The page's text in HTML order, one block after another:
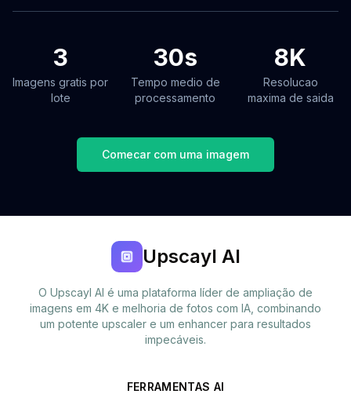
3
Imagens gratis por
lote
30s
Tempo medio de
processamento
8K
Resolucao
maxima de saida
Comecar com uma imagem
Upscayl AI
O Upscayl AI é uma plataforma líder de ampliação de
imagens em 4K e melhoria de fotos com IA, combinando
um potente upscaler e um enhancer para resultados
impecáveis.
FERRAMENTAS AI